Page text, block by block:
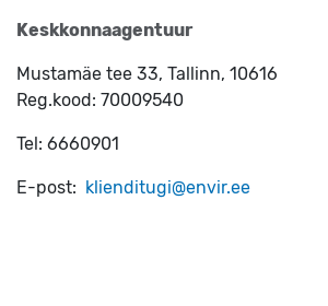
Keskkonnaagentuur
Mustamäe tee 33, Tallinn, 10616
Reg.kood: 70009540
Tel: 6660901
E-post: klienditugi@envir.ee